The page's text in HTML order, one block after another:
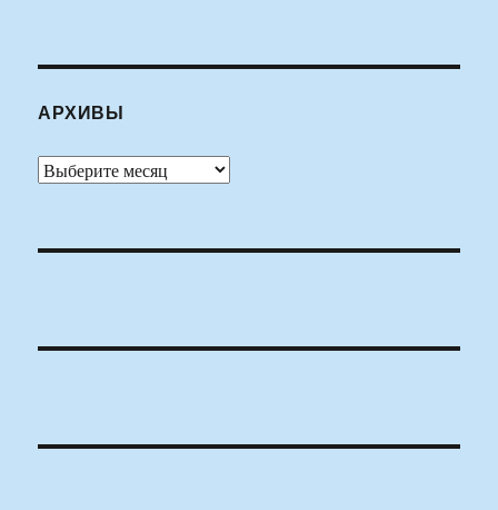
АРХИВЫ
Архивы